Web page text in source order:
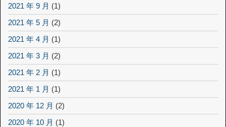
2021 年 9 月 (1)
2021 年 5 月 (2)
2021 年 4 月 (1)
2021 年 3 月 (2)
2021 年 2 月 (1)
2021 年 1 月 (1)
2020 年 12 月 (2)
2020 年 10 月 (1)